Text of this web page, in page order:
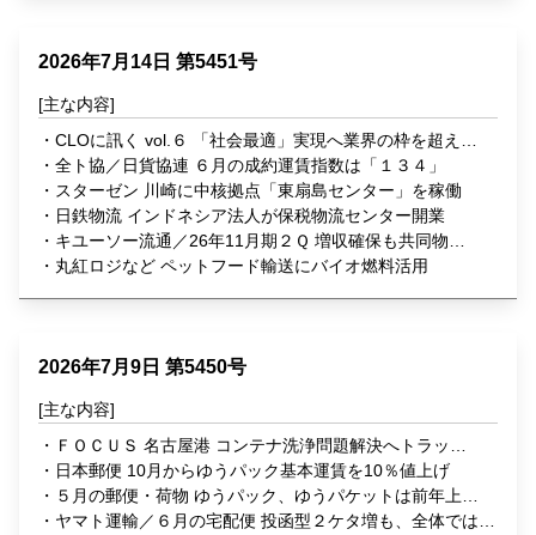
2026年7月14日 第5451号
CLOに訊く vol.６ 「社会最適」実現へ業界の枠を超えた
連携を主導 花王 執行役員ロジスティクス部門統括 ＣＬ
Ｏ（物流統括管理者） 森 信介 氏
全ト協／日貨協連 ６月の成約運賃指数は「１３４」
スターゼン 川崎に中核拠点「東扇島センター」を稼働
日鉄物流 インドネシア法人が保税物流センター開業
キユーソー流通／26年11月期２Ｑ 増収確保も共同物流
のコスト増で減益
丸紅ロジなど ペットフード輸送にバイオ燃料活用
2026年7月9日 第5450号
ＦＯＣＵＳ 名古屋港 コンテナ洗浄問題解決へトラッ
ク・港運業界が連携
日本郵便 10月からゆうパック基本運賃を10％値上げ
５月の郵便・荷物 ゆうパック、ゆうパケットは前年上回
る ヤマト運輸／６月の宅配便 投函型２ケタ増も、全体では